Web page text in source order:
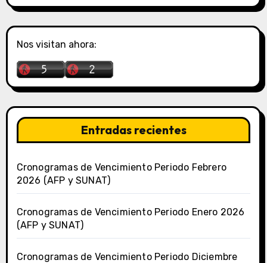
Nos visitan ahora:
Entradas recientes
Cronogramas de Vencimiento Periodo Febrero
2026 (AFP y SUNAT)
Cronogramas de Vencimiento Periodo Enero 2026
(AFP y SUNAT)
Cronogramas de Vencimiento Periodo Diciembre